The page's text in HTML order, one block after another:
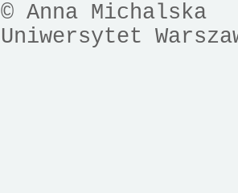
© Anna Michalska
Uniwersytet